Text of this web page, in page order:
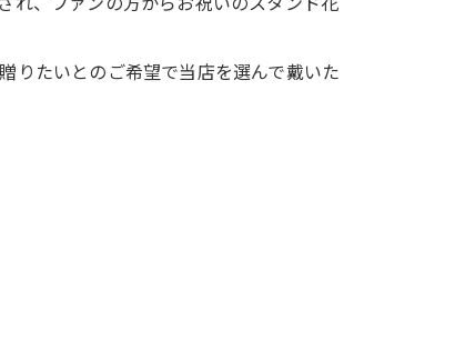
りたいとのご希望で当店を選んで戴いた